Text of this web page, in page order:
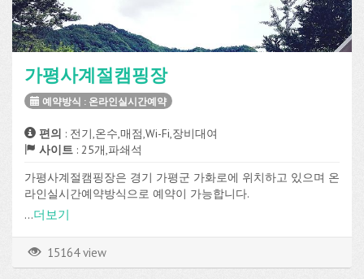
가평사계절캠핑장
예약방식 : 온라인실시간예약
편의 : 전기,온수,매점,Wi-Fi,장비대여
사이트 : 25개,파쇄석
가평사계절캠핑장은 경기 가평군 가화로에 위치하고 있으며 온
라인실시간예약방식으로 예약이 가능합니다.
파쇄석 사이트가 총 25개로 구성되어 있고, 전기, 온수, 매점, Wi-
...더보기
15164 view